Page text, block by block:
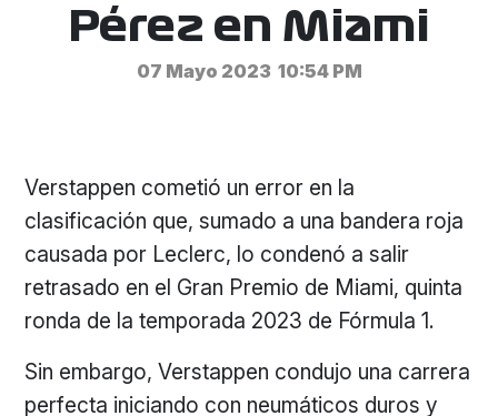
Pérez en Miami
07 Mayo 2023 10:54 PM
Verstappen cometió un error en la
clasificación que, sumado a una bandera roja
causada por Leclerc, lo condenó a salir
retrasado en el Gran Premio de Miami, quinta
ronda de la temporada 2023 de Fórmula 1.
Sin embargo, Verstappen condujo una carrera
perfecta iniciando con neumáticos duros y